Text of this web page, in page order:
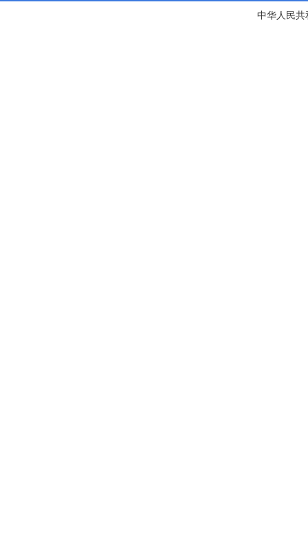
中华人民共